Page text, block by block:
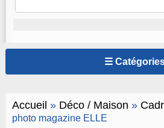
☰
Accueil » Déco / Maison »
photo magazine ELLE